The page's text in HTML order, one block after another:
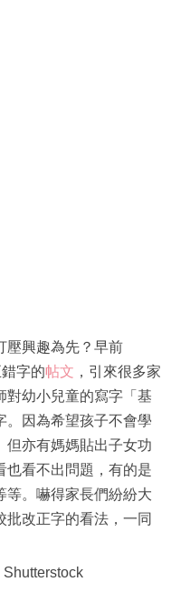
壓興趣為先？早前
字的帖文 ，引來很多家
對幼小兒童的寫字「基
。因為希望孩子不會學
但亦有媽媽貼出子女功
也看不出問題，有的是
等。嚇得家長們紛紛大
批改正字的看法，一同